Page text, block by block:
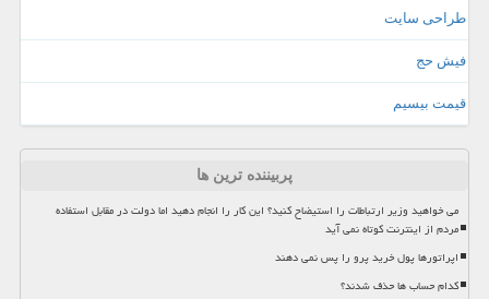
طراحی سایت
فیش حج
قیمت بیسیم
پربیننده ترین ها
می خواهید وزیر ارتباطات را استیضاح کنید؟ این کار را انجام دهید اما دولت در مقابل استفاده
مردم از اینترنت کوتاه نمی آید
اپراتورها پول خرید پرو را پس نمی دهند
کدام حساب ها حذف شدند؟